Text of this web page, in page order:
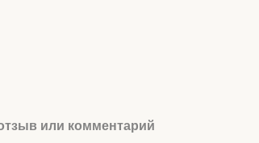
или комментарий